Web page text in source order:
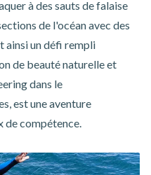
à des sauts de falaise
de l'océan avec des
un défi rempli
de beauté naturelle et
dans le
est une aventure
de compétence.